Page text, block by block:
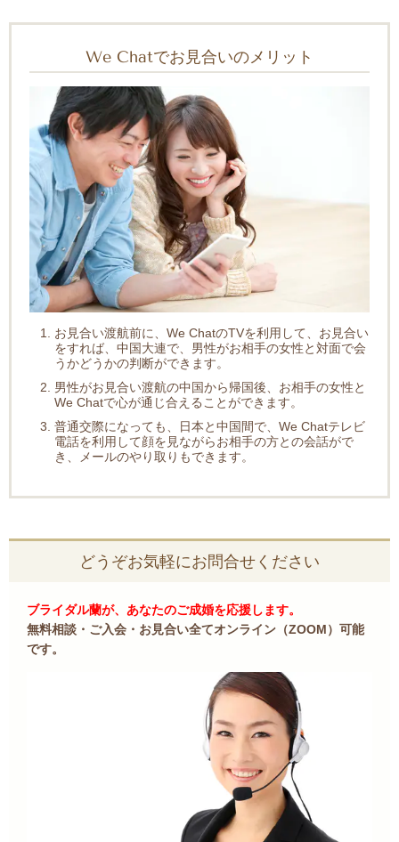
We Chatでお見合いのメリット
お見合い渡航前に、We ChatのTVを利用して、お見合い
をすれば、中国大連で、男性がお相手の女性と対面で会
うかどうかの判断ができます。
男性がお見合い渡航の中国から帰国後、お相手の女性と
We Chatで心が通じ合えることができます。
普通交際になっても、日本と中国間で、We Chatテレビ
電話を利用して顔を見ながらお相手の方との会話がで
き、メールのやり取りもできます。
どうぞお気軽にお問合せください
ブライダル蘭が、あなたのご成婚を応援します。
無料相談・ご入会・お見合い全てオンライン（ZOOM）可能
です。